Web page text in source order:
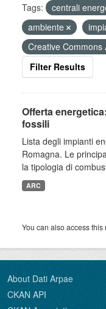
Tags: centrali
ambiente
Creative Commons
Filter Results
Offerta
fossili
Lista degli impianti
Romagna. Le
la tipologia di
ARC
You can also access
About Dati Arpae
CKAN API